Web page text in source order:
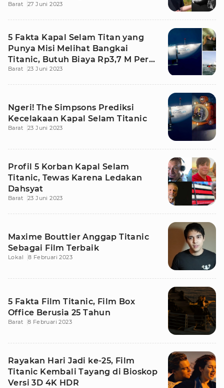
Barat 27 Juni 2023
5 Fakta Kapal Selam Titan yang
Punya Misi Melihat Bangkai
Titanic, Butuh Biaya Rp3,7 M Per
Orang
Barat 23 Juni 2023
Ngeri! The Simpsons Prediksi
Kecelakaan Kapal Selam Titanic
Barat 23 Juni 2023
Profil 5 Korban Kapal Selam
Titanic, Tewas Karena Ledakan
Dahsyat
Barat 23 Juni 2023
Maxime Bouttier Anggap Titanic
Sebagai Film Terbaik
Lokal 8 Februari 2023
5 Fakta Film Titanic, Film Box
Office Berusia 25 Tahun
Barat 8 Februari 2023
Rayakan Hari Jadi ke-25, Film
Titanic Kembali Tayang di Bioskop
Versi 3D 4K HDR